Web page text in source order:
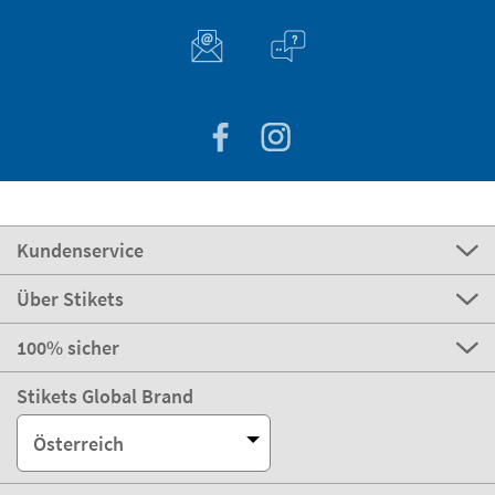
Kundenservice
Über Stikets
100% sicher
Stikets Global Brand
Österreich